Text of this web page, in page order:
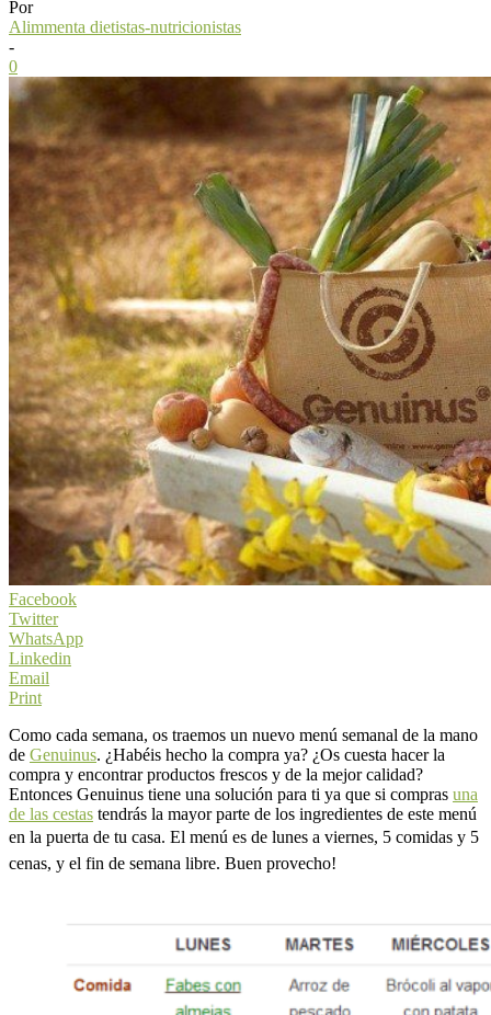
Por
Alimmenta dietistas-nutricionistas
-
0
Facebook
Twitter
WhatsApp
Linkedin
Email
Print
Como cada semana, os traemos un nuevo menú semanal de la mano
de Genuinus. ¿Habéis hecho la compra ya? ¿Os cuesta hacer la
compra y encontrar productos frescos y de la mejor calidad?
Entonces Genuinus tiene una solución para ti ya que si compras una
de las cestas tendrás la mayor parte de los ingredientes de este menú
en la puerta de tu casa. El menú es de lunes a viernes, 5 comidas y 5
cenas, y el fin de semana libre. Buen provecho!